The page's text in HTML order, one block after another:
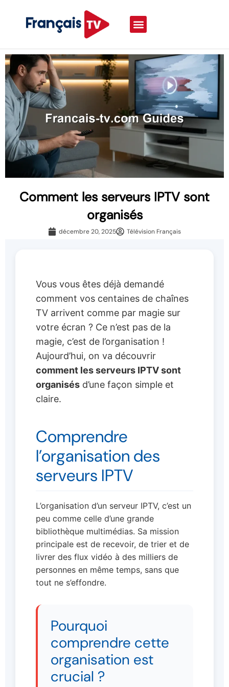
Comment les serveurs IPTV sont
organisés
décembre 20, 2025 Télévision Français
Vous vous êtes déjà demandé
comment vos centaines de chaînes
TV arrivent comme par magie sur
votre écran ? Ce n’est pas de la
magie, c’est de l’organisation !
Aujourd’hui, on va découvrir
comment les serveurs IPTV sont
organisés d’une façon simple et
claire.
Comprendre
l’organisation des
serveurs IPTV
L’organisation d’un serveur IPTV, c’est un
peu comme celle d’une grande
bibliothèque multimédias. Sa mission
principale est de recevoir, de trier et de
livrer des flux vidéo à des milliers de
personnes en même temps, sans que
tout ne s’effondre.
Pourquoi
comprendre cette
organisation est
crucial ?